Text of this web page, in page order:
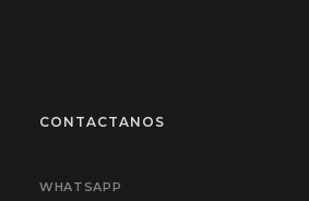
CONTACTANOS
WHATSAPP